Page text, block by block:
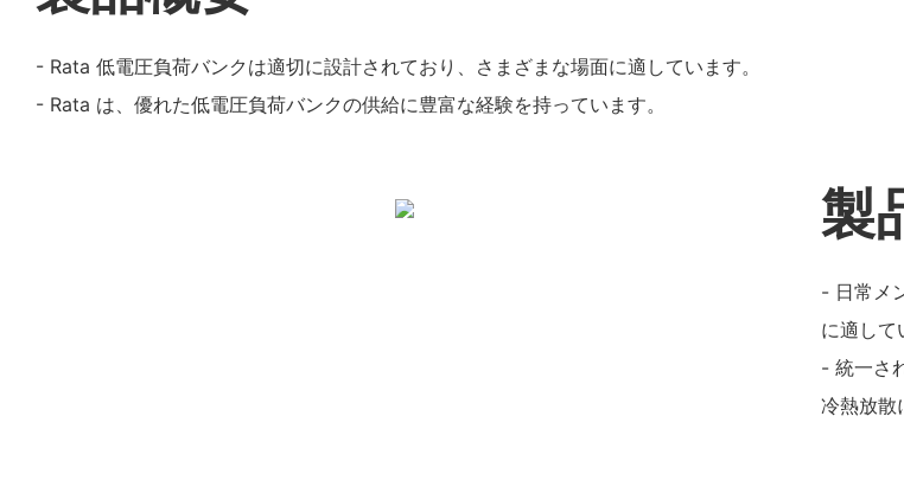
- Rata 低電圧負荷バンクは適切に設計されており、さまざまな場面に適しています。
- Rata は、優れた低電圧負荷バンクの供給に豊富な経験を持っています。
製
- 日常メ
に適して
- 統一さ
冷熱放散